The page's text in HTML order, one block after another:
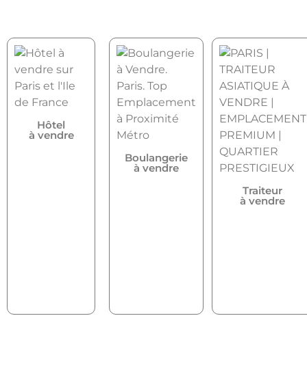
Hôtel
à vendre
Boulangerie
à vendre
Traiteur
à vendre